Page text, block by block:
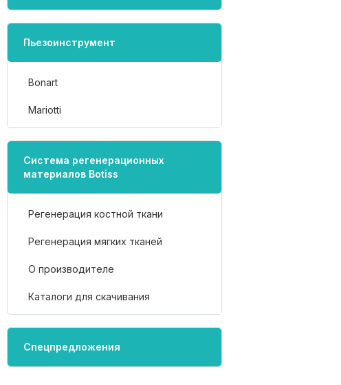
Пьезоинструмент
Bonart
Mariotti
Система регенерационных
материалов Botiss
Регенерация костной ткани
Регенерация мягких тканей
О производителе
Каталоги для скачивания
Спецпредложения